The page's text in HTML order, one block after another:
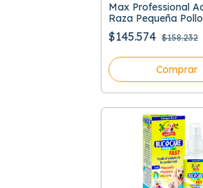
Max Professional
Raza Pequeña Pollo
$145.574 $158.232
Comprar